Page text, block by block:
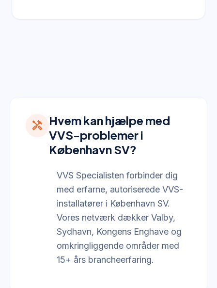
handyman Hvem kan hjælpe med
VVS-problemer i
København SV?
VVS Specialisten forbinder dig
med erfarne, autoriserede VVS-
installatører i København SV.
Vores netværk dækker Valby,
Sydhavn, Kongens Enghave og
omkringliggende områder med
15+ års brancheerfaring.